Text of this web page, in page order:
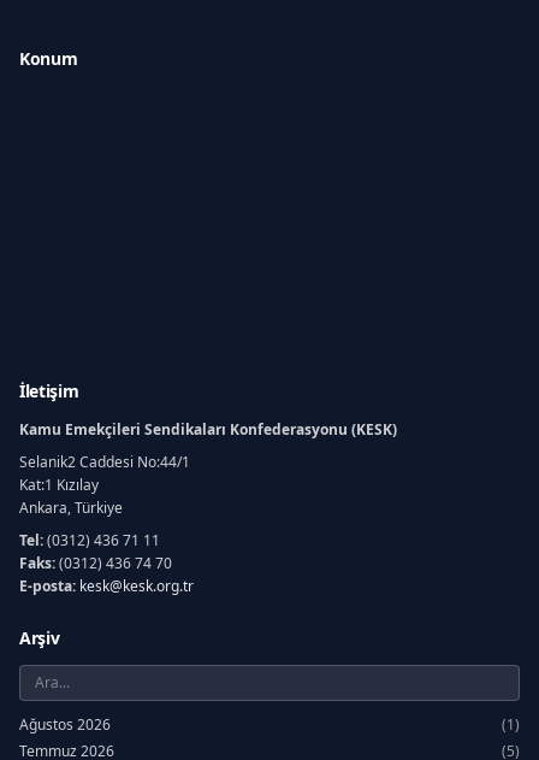
Konum
İletişim
Kamu Emekçileri Sendikaları Konfederasyonu (KESK)
Selanik2 Caddesi No:44/1
Kat:1 Kızılay
Ankara, Türkiye
Tel:(0312) 436 71 11
Faks:(0312) 436 74 70
E-posta: kesk@kesk.org.tr
Arşiv
Ağustos 2026
(1)
Temmuz 2026
(5)